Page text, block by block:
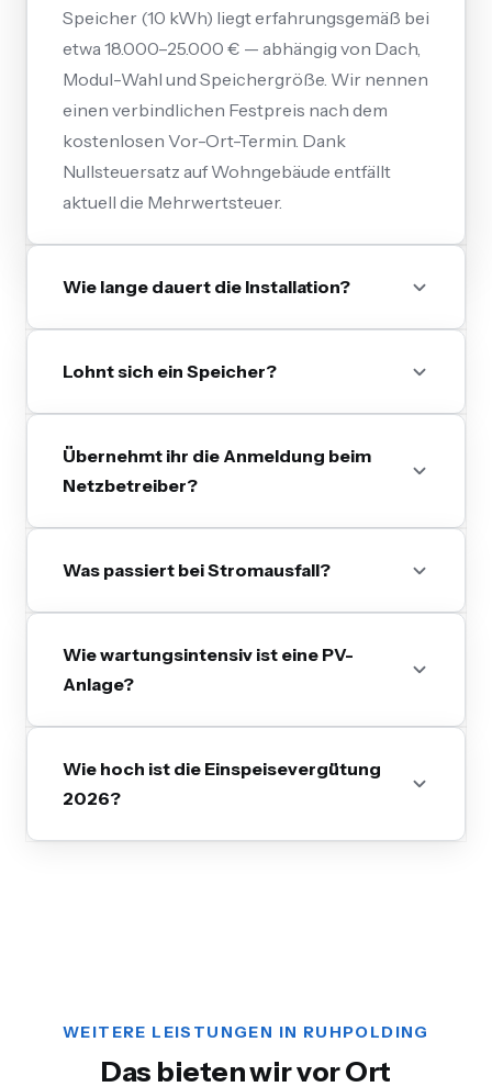
Speicher (10 kWh) liegt erfahrungsgemäß bei
etwa 18.000–25.000 € — abhängig von Dach,
Modul-Wahl und Speichergröße. Wir nennen
einen verbindlichen Festpreis nach dem
kostenlosen Vor-Ort-Termin. Dank
Nullsteuersatz auf Wohngebäude entfällt
aktuell die Mehrwertsteuer.
Wie lange dauert die Installation?
Lohnt sich ein Speicher?
Übernehmt ihr die Anmeldung beim
Netzbetreiber?
Was passiert bei Stromausfall?
Wie wartungsintensiv ist eine PV-
Anlage?
Wie hoch ist die Einspeisevergütung
2026?
WEITERE LEISTUNGEN IN RUHPOLDING
Das bieten wir vor Ort